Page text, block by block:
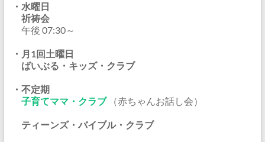
・水曜日
祈祷会
午後 07:30～
・月1回土曜日
ばいぶる・キッズ・クラブ
・不定期
子育てママ・クラブ（赤ちゃんお話し会）
ティーンズ・バイブル・クラブ